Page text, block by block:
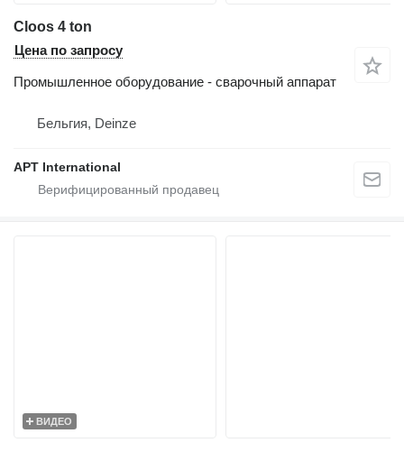
Cloos 4 ton
Цена по запросу
Промышленное оборудование - сварочный аппарат
Бельгия, Deinze
APT International
ВИДЕО